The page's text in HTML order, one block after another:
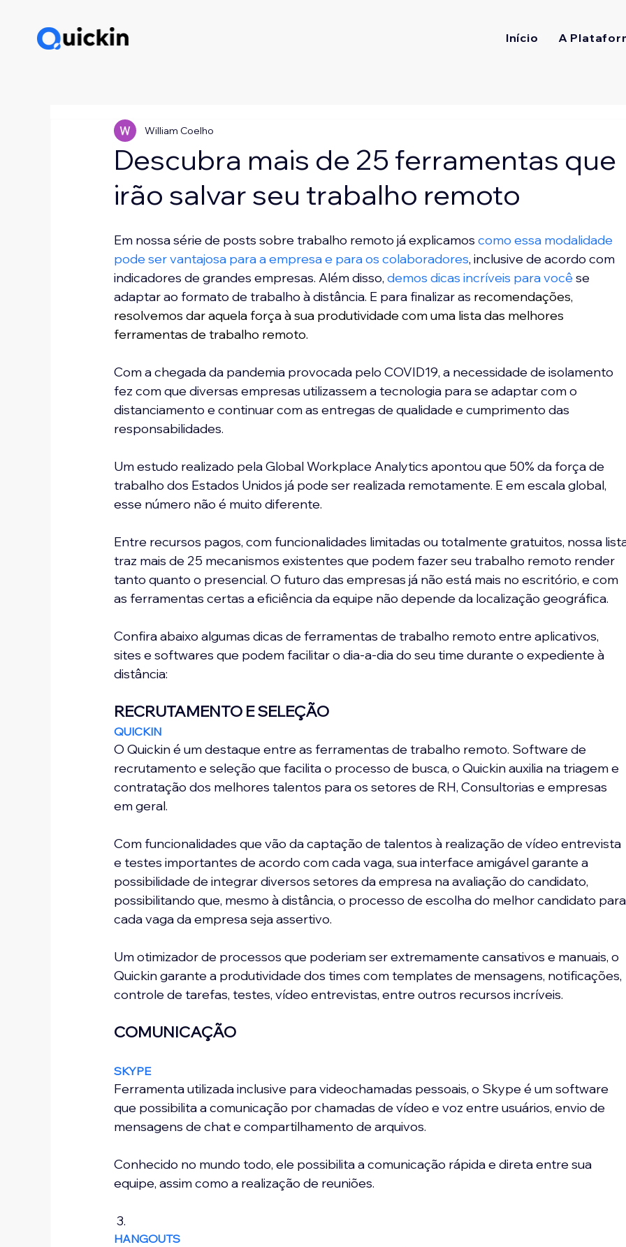
Início A
Descubra mais de 25 ferramentas que
irão salvar seu trabalho remoto
William Coelho
Em nossa série de posts sobre trabalho remoto já explicamos como essa modalidade
pode ser vantajosa para a empresa e para os colaboradores, inclusive de acordo com
indicadores de grandes empresas. Além disso, demos dicas incríveis para você se
adaptar ao formato de trabalho à distância. E para finalizar as recomendações,
resolvemos dar aquela força à sua produtividade com uma lista das melhores
ferramentas de trabalho remoto.
Com a chegada da pandemia provocada pelo COVID19, a necessidade de isolamento
fez com que diversas empresas utilizassem a tecnologia para se adaptar com o
distanciamento e continuar com as entregas de qualidade e cumprimento das
responsabilidades.
Um estudo realizado pela Global Workplace Analytics apontou que 50% da força de
trabalho dos Estados Unidos já pode ser realizada remotamente. E em escala global,
esse número não é muito diferente.
Entre recursos pagos, com funcionalidades limitadas ou totalmente gratuitos, nossa
traz mais de 25 mecanismos existentes que podem fazer seu trabalho remoto render
tanto quanto o presencial. O futuro das empresas já não está mais no escritório, e com
as ferramentas certas a eficiência da equipe não depende da localização geográfica.
Confira abaixo algumas dicas de ferramentas de trabalho remoto entre aplicativos,
sites e softwares que podem facilitar o dia-a-dia do seu time durante o expediente à
distância:
RECRUTAMENTO E SELEÇÃO
QUICKIN
O Quickin é um destaque entre as ferramentas de trabalho remoto. Software de
recrutamento e seleção que facilita o processo de busca, o Quickin auxilia na triagem e
contratação dos melhores talentos para os setores de RH, Consultorias e empresas
em geral.
Com funcionalidades que vão da captação de talentos à realização de vídeo entrevista
e testes importantes de acordo com cada vaga, sua interface amigável garante a
possibilidade de integrar diversos setores da empresa na avaliação do candidato,
possibilitando que, mesmo à distância, o processo de escolha do melhor candidato
cada vaga da empresa seja assertivo.
Um otimizador de processos que poderiam ser extremamente cansativos e manuais, o
Quickin garante a produtividade dos times com templates de mensagens, notificações,
controle de tarefas, testes, vídeo entrevistas, entre outros recursos incríveis.
COMUNICAÇÃO
SKYPE
Ferramenta utilizada inclusive para videochamadas pessoais, o Skype é um software
que possibilita a comunicação por chamadas de vídeo e voz entre usuários, envio de
mensagens de chat e compartilhamento de arquivos.
Conhecido no mundo todo, ele possibilita a comunicação rápida e direta entre sua
equipe, assim como a realização de reuniões.
3.
HANGOUTS